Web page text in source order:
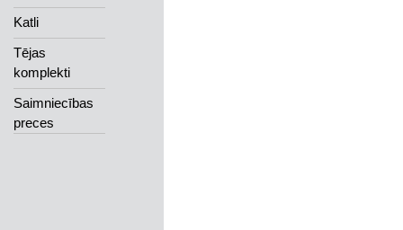
Katli
Tējas
komplekti
Saimniecības
preces